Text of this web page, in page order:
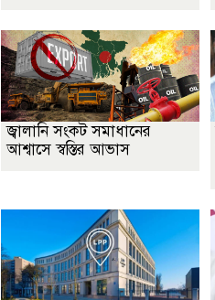
জ্বালানি সংকট সমাধানের
আশ্বাসে স্বস্তির আভাস